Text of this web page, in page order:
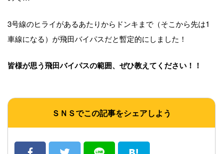
3号線のヒライがあるあたりからドンキまで（そこから先は1
車線になる）が飛田バイパスだと暫定的にしました！
皆様が思う飛田バイパスの範囲、ぜひ教えてください！！
ＳＮＳでこの記事をシェアしよう